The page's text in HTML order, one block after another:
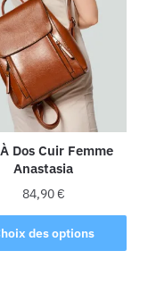
Les
options
peuvent
être
choisies
sur
la
page
du
produit
Dos Cuir Femme
Anastasia
84,90€
des options
Ce
produit